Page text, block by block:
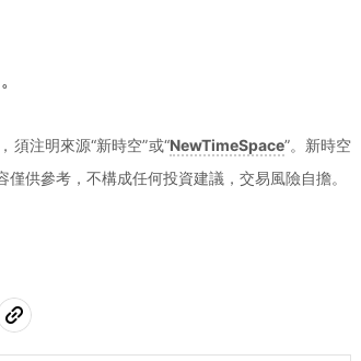
須注明來源“新時空”或“NewTimeSpace”。新時空
供參考，不構成任何投資建議，交易風險自擔。